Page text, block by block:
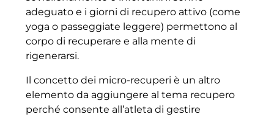
adeguato e i giorni di recupero attivo (come
yoga o passeggiate leggere) permettono al
corpo di recuperare e alla mente di
rigenerarsi.
Il concetto dei micro-recuperi è un altro
elemento da aggiungere al tema recupero
perché consente all’atleta di gestire